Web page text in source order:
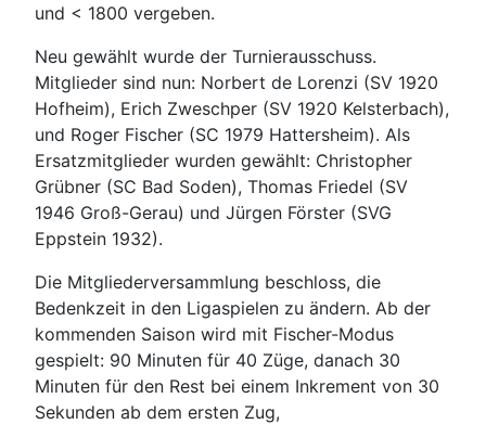
und < 1800 vergeben.
Neu gewählt wurde der Turnierausschuss.
Mitglieder sind nun: Norbert de Lorenzi (SV 1920
Hofheim), Erich Zweschper (SV 1920 Kelsterbach),
und Roger Fischer (SC 1979 Hattersheim). Als
Ersatzmitglieder wurden gewählt: Christopher
Grübner (SC Bad Soden), Thomas Friedel (SV
1946 Groß-Gerau) und Jürgen Förster (SVG
Eppstein 1932).
Die Mitgliederversammlung beschloss, die
Bedenkzeit in den Ligaspielen zu ändern. Ab der
kommenden Saison wird mit Fischer-Modus
gespielt: 90 Minuten für 40 Züge, danach 30
Minuten für den Rest bei einem Inkrement von 30
Sekunden ab dem ersten Zug,